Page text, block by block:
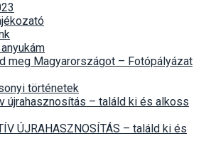
meg Magyarországot – Fotópályázat
történetek
újrahasznosítás – találd ki és alkoss
ÚJRAHASZNOSÍTÁS – találd ki és